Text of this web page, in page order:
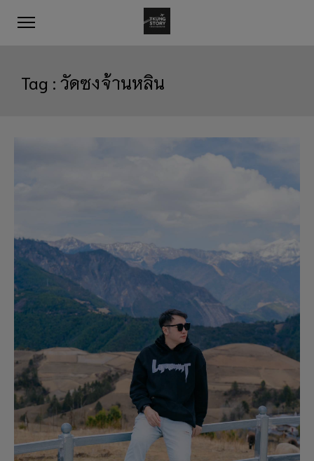
Tag :วัดซงจ้านหลิน